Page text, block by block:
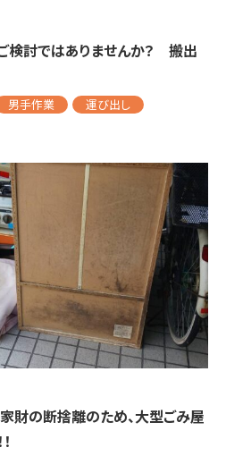
検討ではありませんか？ 搬出
男手作業 運び出し
の断捨離のため、大型ごみ屋